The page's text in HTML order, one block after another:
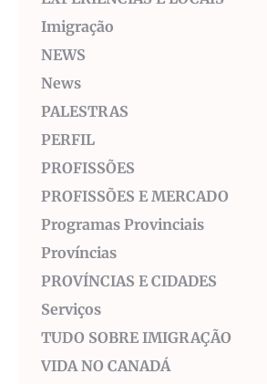
Imigração
NEWS
News
PALESTRAS
PERFIL
PROFISSÕES
PROFISSÕES E MERCADO
Programas Provinciais
Províncias
PROVÍNCIAS E CIDADES
Serviços
TUDO SOBRE IMIGRAÇÃO
VIDA NO CANADÁ